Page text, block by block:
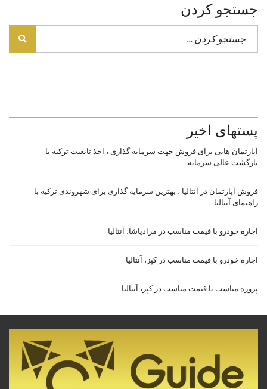
جستجو کردن
پستهای اخیر
آپارتمان هایی برای فروش جهت سرمایه گذاری ، اخذ تابعیت ترکیه با
بازگشت عالی سرمایه
فروش آپارتمان در آنتالیا ، بهترین سرمایه گذاری برای شهروندی ترکیه با
راهنمای آنتالیا
اجاره خودرو با قیمت مناسب در مرادپاشا، آنتالیا
اجاره خودرو با قیمت مناسب در کپز، آنتالیا
پروژه مناسب با قیمت مناسب در کپز، آنتالیا